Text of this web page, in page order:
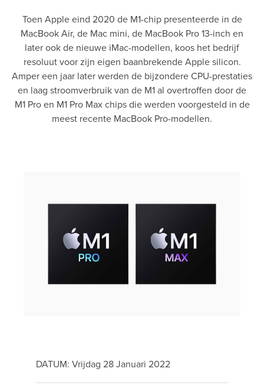
Toen Apple eind 2020 de M1-chip presenteerde in de
MacBook Air, de Mac mini, de MacBook Pro 13-inch en
later ook de nieuwe iMac-modellen, koos het bedrijf
resoluut voor zijn eigen baanbrekende Apple silicon.
Amper een jaar later werden de bijzondere CPU-prestaties
en laag stroomverbruik van de M1 al overtroffen door de
M1 Pro en M1 Pro Max chips die werden voorgesteld in de
meest recente MacBook Pro-modellen.
DATUM: Vrijdag 28 Januari 2022